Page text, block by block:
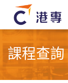
課程查詢